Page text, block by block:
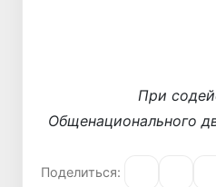
При
Общенационального
Поделиться: